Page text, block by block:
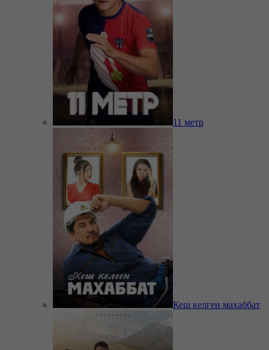
11 метр
Кеш келген махаббат